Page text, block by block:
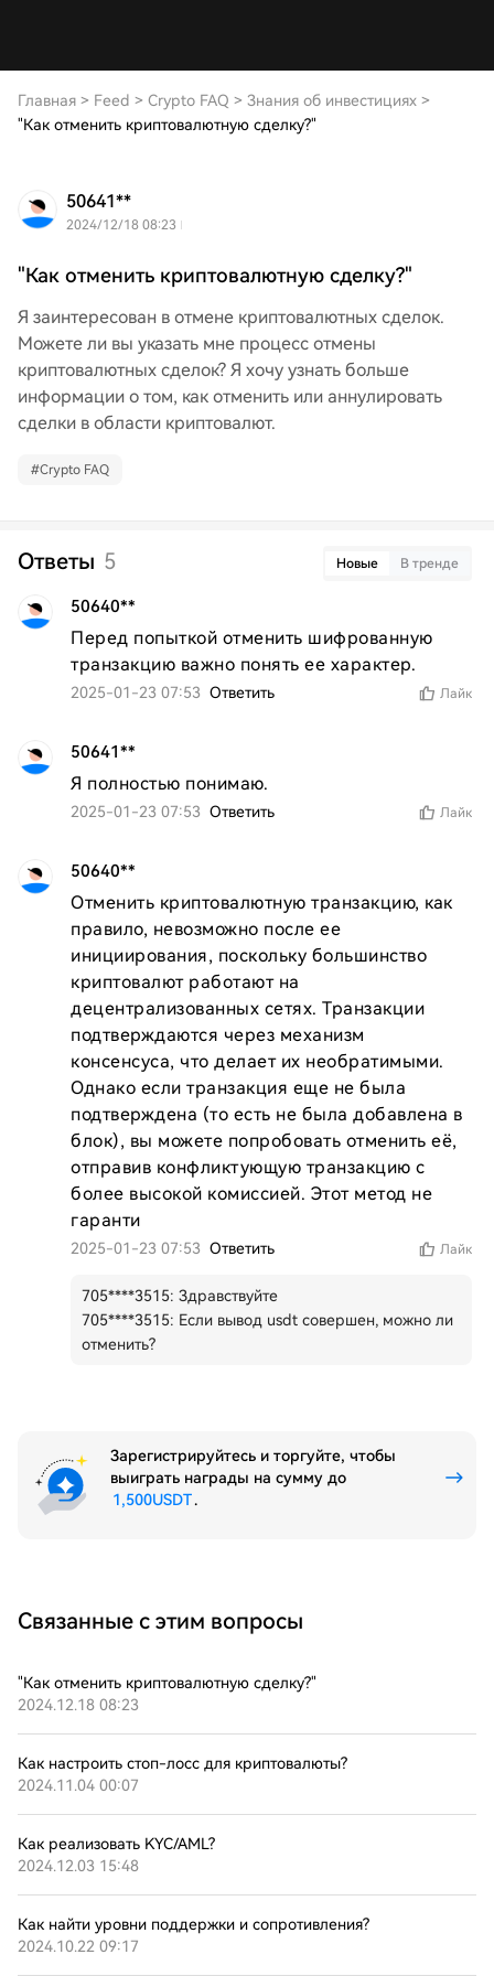
Главная > Feed > Crypto FAQ > Знания об инвестициях >
"Как отменить криптовалютную сделку?"
50641**
2024/12/18 08:23
"Как отменить криптовалютную сделку?"
Я заинтересован в отмене криптовалютных сделок.
Можете ли вы указать мне процесс отмены
криптовалютных сделок? Я хочу узнать больше
информации о том, как отменить или аннулировать
сделки в области криптовалют.
#Crypto FAQ
Ответы 5 Новые В тренде
50640**
Перед попыткой отменить шифрованную
транзакцию важно понять ее характер.
2025-01-23 07:53 Ответить Лайк
50641**
Я полностью понимаю.
2025-01-23 07:53 Ответить Лайк
50640**
Отменить криптовалютную транзакцию, как
правило, невозможно после ее
инициирования, поскольку большинство
криптовалют работают на
децентрализованных сетях. Транзакции
подтверждаются через механизм
консенсуса, что делает их необратимыми.
Однако если транзакция еще не была
подтверждена (то есть не была добавлена в
блок), вы можете попробовать отменить её,
отправив конфликтующую транзакцию с
более высокой комиссией. Этот метод не
гаранти
2025-01-23 07:53 Ответить Лайк
705****3515: Здравствуйте
705****3515: Если вывод usdt совершен, можно ли
отменить?
Зарегистрируйтесь и торгуйте, чтобы
выиграть награды на сумму до
1,500USDT.
Связанные с этим вопросы
"Как отменить криптовалютную сделку?"
2024.12.18 08:23
Как настроить стоп-лосс для криптовалюты?
2024.11.04 00:07
Как реализовать KYC/AML?
2024.12.03 15:48
Как найти уровни поддержки и сопротивления?
2024.10.22 09:17